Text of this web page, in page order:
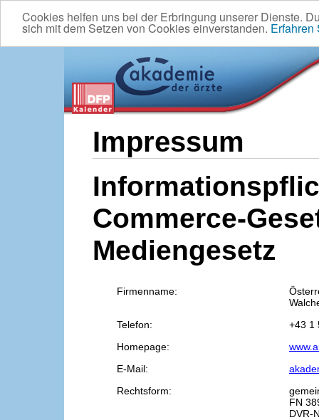
Cookies helfen uns bei der Erbringung unserer Dienste.
sich mit dem Setzen von Cookies einverstanden. Erfahren
Impressum
Commerce-
Mediengesetz
Firmenname:
Telefon:
+43 1
Homepage:
E-Mail:
Rechtsform:
FN
DVR-